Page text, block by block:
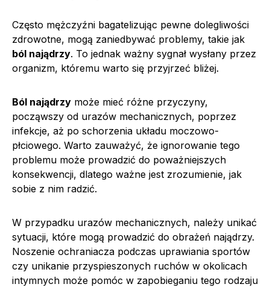
Często mężczyźni bagatelizując pewne dolegliwości
zdrowotne, mogą zaniedbywać problemy, takie jak
ból najądrzy. To jednak ważny sygnał wysłany przez
organizm, któremu warto się przyjrzeć bliżej.
Ból najądrzy może mieć różne przyczyny,
począwszy od urazów mechanicznych, poprzez
infekcje, aż po schorzenia układu moczowo-
płciowego. Warto zauważyć, że ignorowanie tego
problemu może prowadzić do poważniejszych
konsekwencji, dlatego ważne jest zrozumienie, jak
sobie z nim radzić.
W przypadku urazów mechanicznych, należy unikać
sytuacji, które mogą prowadzić do obrażeń najądrzy.
Noszenie ochraniacza podczas uprawiania sportów
czy unikanie przyspieszonych ruchów w okolicach
intymnych może pomóc w zapobieganiu tego rodzaju